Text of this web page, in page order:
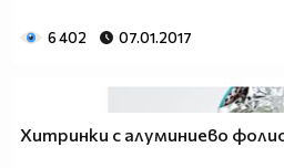
6 402 07.01.2017
Хитринки с алуминиево